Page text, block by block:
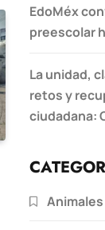
EdoMéx
preescolar
La unidad,
retos y
ciudadana:
Animales